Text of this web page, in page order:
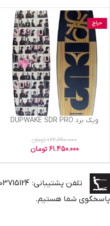
حراج
ویک برد DUPWAKE SDR PRO
122.890.000 تومان
61.450.000 تومان
تلفن پشتیبانی: 09203715124
پاسخگوی شما هستیم.